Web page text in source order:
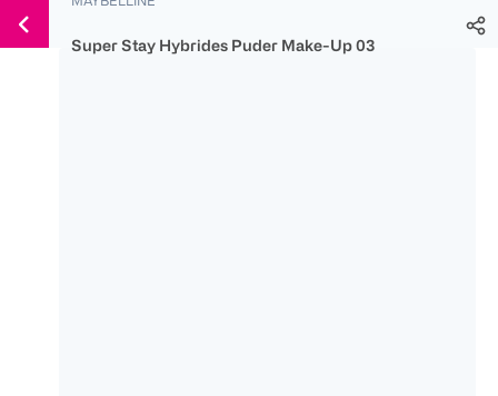
150 Ös
300 Ös
500 Ös
Weiter
zum
Super Stay Hybrides Puder Make-Up 03